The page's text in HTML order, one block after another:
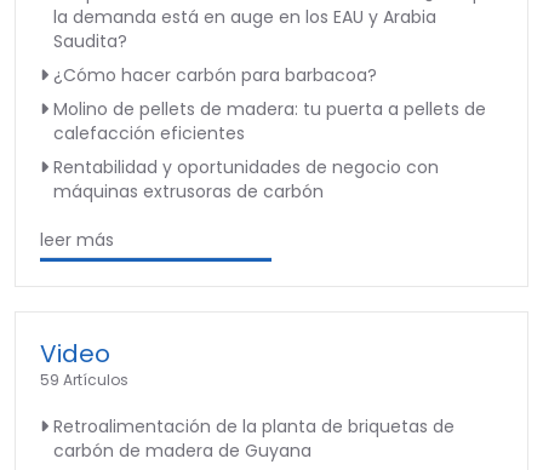
la demanda está en auge en los EAU y Arabia
Saudita?
¿Cómo hacer carbón para barbacoa?
Molino de pellets de madera: tu puerta a pellets de
calefacción eficientes
Rentabilidad y oportunidades de negocio con
máquinas extrusoras de carbón
leer más
Video
59 Artículos
Retroalimentación de la planta de briquetas de
carbón de madera de Guyana